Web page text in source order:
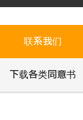
联系我们
下载各类同意书